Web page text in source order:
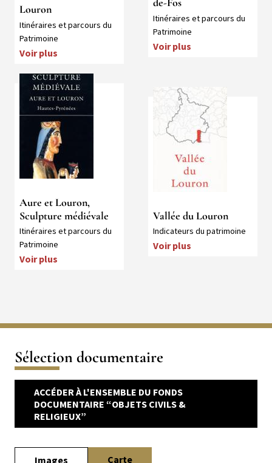
Louron
Collection
Itinéraires et parcours du
Patrimoine
Voir plus
de-Fos
Collection
Itinéraires et parcours du
Patrimoine
Voir plus
Média
Aure et Louron,
Sculpture médiévale
Collection
Itinéraires et parcours du
Patrimoine
Voir plus
Média
Vallée du Louron
Collection
Indicateurs du patrimoine
Voir plus
Sélection documentaire
ACCÉDER À L'ENSEMBLE DU FONDS
DOCUMENTAIRE “OBJETS CIVILS &
RELIGIEUX”
Images Carte